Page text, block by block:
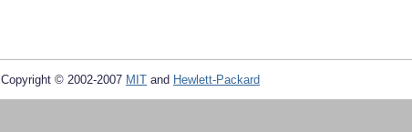
Copyright © 2002-2007 MIT and Hewlett-Packard